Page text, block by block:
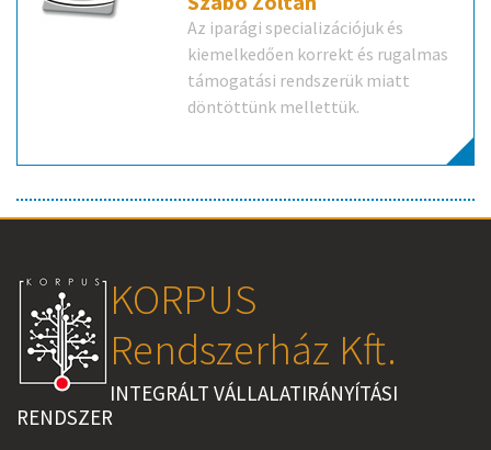
Az iparági specializációjuk és
kiemelkedően korrekt és rugalmas
támogatási rendszerük miatt
döntöttünk mellettük.
KORPUS
Rendszerház Kft.
INTEGRÁLT VÁLLALATIRÁNYÍTÁSI
RENDSZER